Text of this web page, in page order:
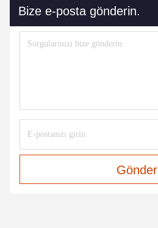
Bize e-posta gönderin.
Gönder